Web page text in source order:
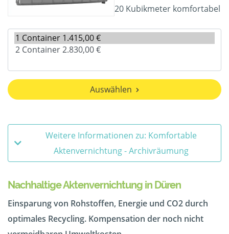
20 Kubikmeter komfortabel
Auswählen
Weitere Informationen zu: Komfortable
Aktenvernichtung - Archivräumung
Nachhaltige Aktenvernichtung in Düren
Einsparung von Rohstoffen, Energie und CO2 durch
optimales Recycling. Kompensation der noch nicht